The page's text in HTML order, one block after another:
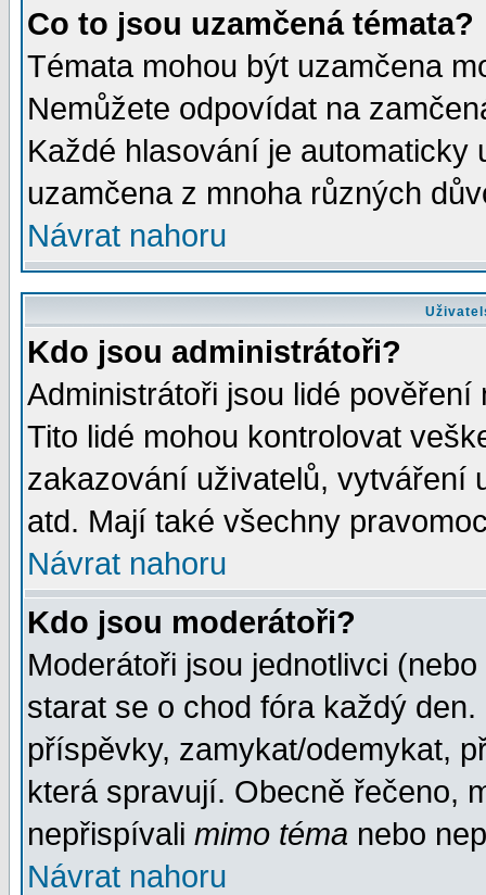
Co to jsou uzamčená témata?
Témata mohou být uzamčena
Nemůžete odpovídat na
Každé hlasování je automaticky
uzamčena z mnoha různých
Návrat nahoru
Kdo jsou administrátoři?
Administrátoři jsou lidé
Tito lidé mohou kontrolovat
zakazování uživatelů, vytváření
atd. Mají také všechny
Návrat nahoru
Kdo jsou moderátoři?
Moderátoři jsou jednotlivci
starat se o chod fóra každý
příspěvky, zamykat/odemykat,
která spravují. Obecně řečeno,
nepřispívali mimo téma nebo
Návrat nahoru